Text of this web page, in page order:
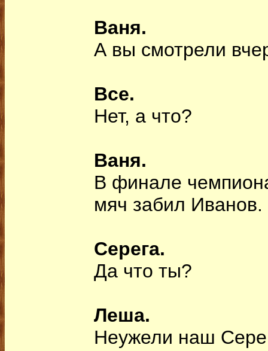
Ваня.
А вы смотрели
Все.
Нет, а что?
Ваня.
В финале
мяч забил Иванов.
Серега.
Да что ты?
Леша.
Неужели наш